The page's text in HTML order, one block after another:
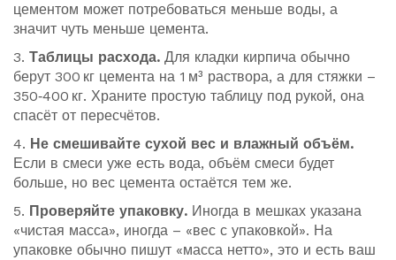
цементом может потребоваться меньше воды, а
значит чуть меньше цемента.
3. Таблицы расхода. Для кладки кирпича обычно
берут 300 кг цемента на 1 м³ раствора, а для стяжки –
350‑400 кг. Храните простую таблицу под рукой, она
спасёт от пересчётов.
4. Не смешивайте сухой вес и влажный объём.
Если в смеси уже есть вода, объём смеси будет
больше, но вес цемента остаётся тем же.
5. Проверяйте упаковку. Иногда в мешках указана
«чистая масса», иногда – «вес с упаковкой». На
упаковке обычно пишут «масса нетто», это и есть ваш